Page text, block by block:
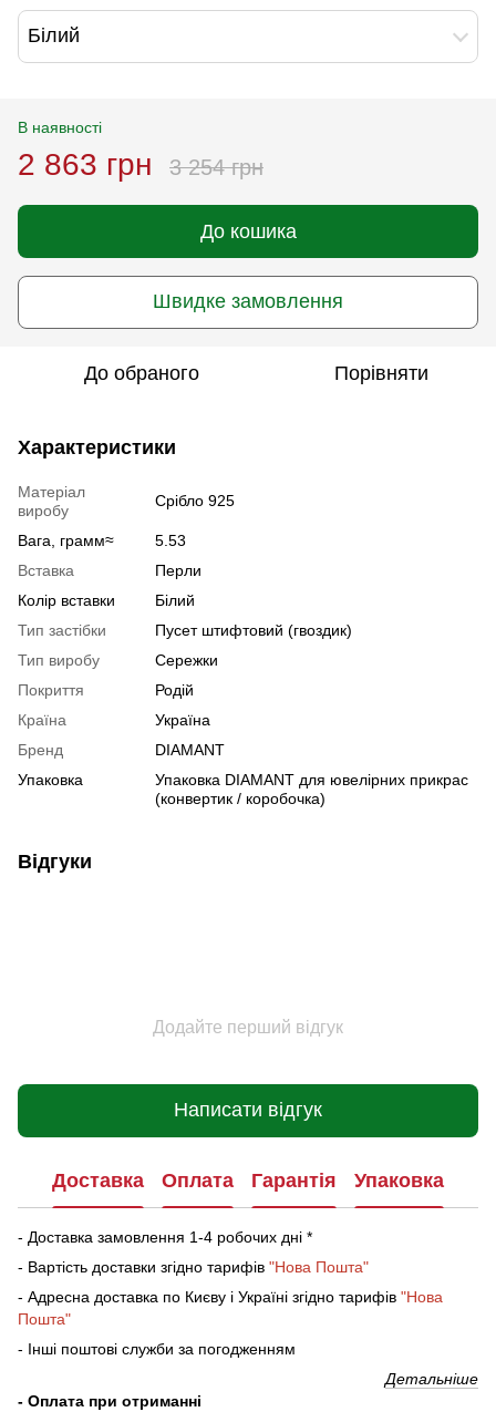
Білий
В наявності
2 863 грн 3 254 грн
До кошика
Швидке замовлення
До обраного Порівняти
Характеристики
Матеріал
виробу
Срібло 925
Вага, грамм≈
5.53
Вставка
Перли
Колір вставки
Білий
Тип застібки
Пусет штифтовий (гвоздик)
Тип виробу
Сережки
Покриття
Родій
Країна
Україна
Бренд
DIAMANT
Упаковка
Упаковка DIAMANT для ювелірних прикрас
(конвертик / коробочка)
Відгуки
Додайте перший відгук
Написати відгук
Доставка Оплата Гарантія Упаковка
- Доставка замовлення 1-4 робочих дні *
- Вартість доставки згідно тарифів "Нова Пошта"
- Адресна доставка по Києву і Україні згідно тарифів "Нова
Пошта"
- Інші поштові служби за погодженням
Детальніше
- Оплата при отриманні